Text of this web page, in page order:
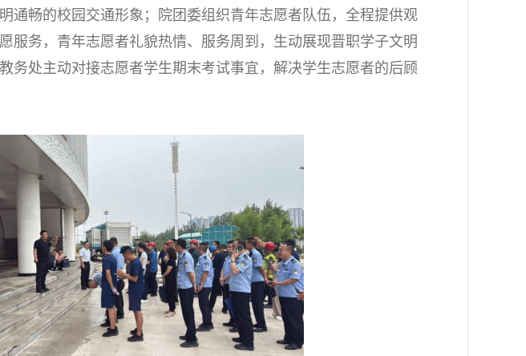
通畅的校园交通形象；院团委组织青年志愿者队伍，全程提供观
服务，青年志愿者礼貌热情、服务周到，生动展现晋职学子文明
务处主动对接志愿者学生期末考试事宜，解决学生志愿者的后顾